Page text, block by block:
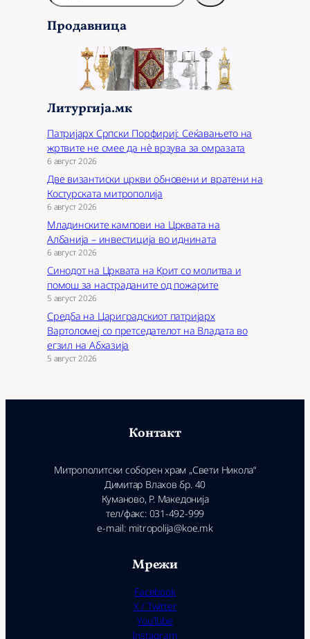
а
Продавница
Литургија.мк
Патријарх Српски Порфириј: Сеќавањето на
жртвите не смее да нѐ врзува за омразата
6 август 2026
Две византиски цркви обновени и вратени на
Костурската митрополија
6 август 2026
Младинските кампови на Црквата на
Албанија – инвестиција во иднината
6 август 2026
Синодот на Црквата на Крит со молитва и
помош за настраданите од пожарите
5 август 2026
Средба на Цариградскиот патријарх
Вартоломеј со претседателот на Владата во
егзил на Абхазија
5 август 2026
Контакт
Митрополитски соборен храм „Свети Никола“
Димитар Влахов бр. 40
Куманово, Р. Македонија
тел/факс: 031-492-999
e-mail: mitropolija@koe.mk
Мрежи
Facebook
X / Twitter
YouTube
Instagram